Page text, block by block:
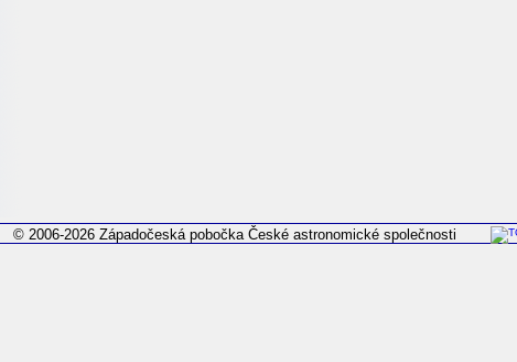
© 2006-2026 Západočeská pobočka České astronomické společnosti